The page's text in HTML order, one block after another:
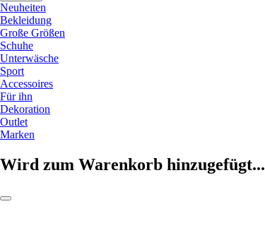
Neuheiten
Bekleidung
Große Größen
Schuhe
Unterwäsche
Sport
Accessoires
Für ihn
Dekoration
Outlet
Marken
Wird zum Warenkorb hinzugefügt...